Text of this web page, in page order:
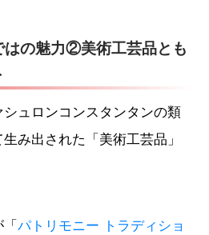
はの魅力②美術工芸品とも
ュロンコンスタンタンの類
み出された「美術工芸品」
パトリモニー トラディショ